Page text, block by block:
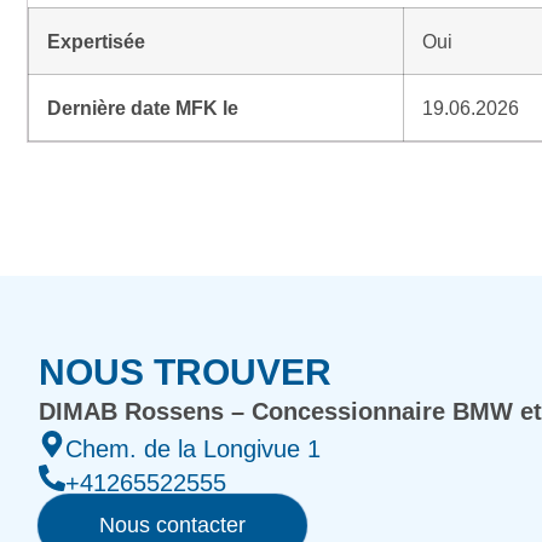
Expertisée Oui
Dernière date MFK le 19.06.2026
NOUS TROUVER
DIMAB Rossens – Concessionnaire BMW
Chem. de la Longivue 1
+41265522555
Nous contacter